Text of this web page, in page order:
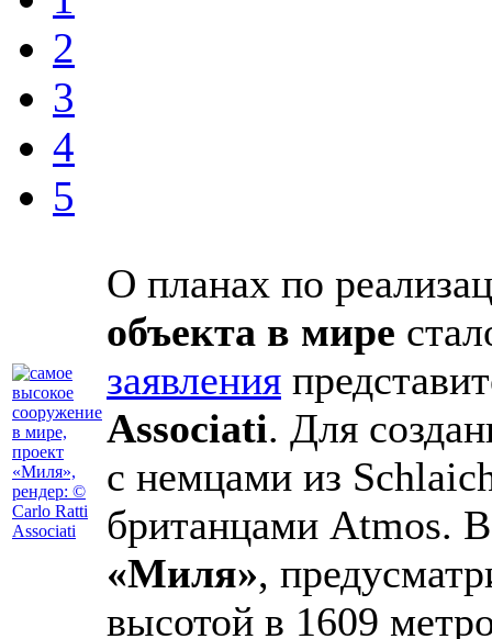
2
3
4
5
О планах по
объекта в мире
заявления
Associati. Для
с немцами из
британцами Atmos.
«Миля»,
высотой в 1609